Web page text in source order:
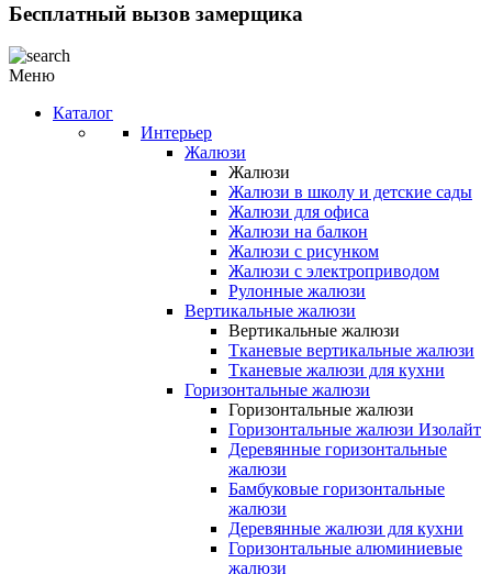
Бесплатный вызов замерщика
Меню
Каталог
Интерьер
Жалюзи
Жалюзи
Жалюзи в школу и детские сады
Жалюзи для офиса
Жалюзи на балкон
Жалюзи с рисунком
Жалюзи с электроприводом
Рулонные жалюзи
Вертикальные жалюзи
Вертикальные жалюзи
Тканевые вертикальные жалюзи
Тканевые жалюзи для кухни
Горизонтальные жалюзи
Горизонтальные жалюзи
Горизонтальные жалюзи Изолайт
Деревянные горизонтальные
жалюзи
Бамбуковые горизонтальные
жалюзи
Деревянные жалюзи для кухни
Горизонтальные алюминиевые
жалюзи